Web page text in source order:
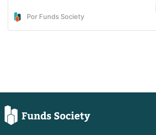
Por Funds Society